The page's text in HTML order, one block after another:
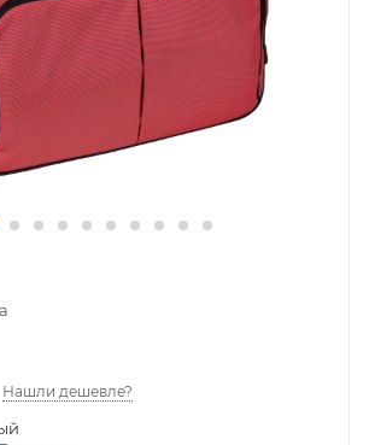
Нашли дешевле?